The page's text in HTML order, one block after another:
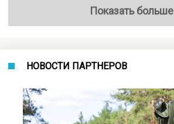
Показать больше
НОВОСТИ ПАРТНЕРОВ